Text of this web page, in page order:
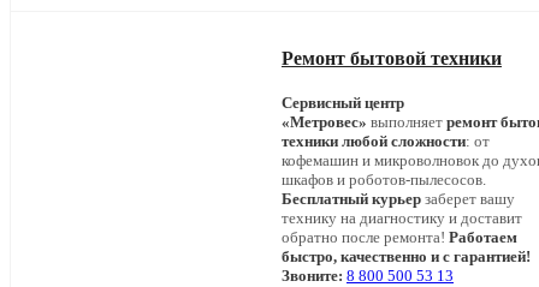
Ремонт бытовой техники
Сервисный центр
«Метровес» выполняет ремонт
техники любой сложности: от
кофемашин и микроволновок до
шкафов и роботов-пылесосов.
Бесплатный курьер заберет вашу
технику на диагностику и доставит
обратно после ремонта! Работаем
быстро, качественно и с гарантией!
Звоните: 8 800 500 53 13